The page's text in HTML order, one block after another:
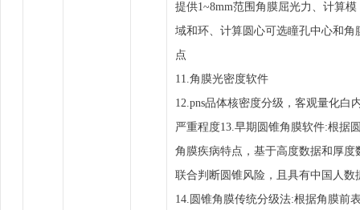
提供1~8mm范围角膜屈光力、计算模
域和环、计算圆心可选瞳孔中心和角
点
11.角膜光密度软件
12.pns品体核密度分级，客观量化白
严重程度13.早期圆锥角膜软件:根据
角膜疾病特点，基于高度数据和厚度
联合判断圆锥风险，且具有中国人数
14.圆锥角膜传统分级法:根据角膜前